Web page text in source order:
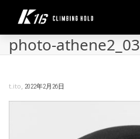
photo-athene2_03
t.ito, 2022年2月26日